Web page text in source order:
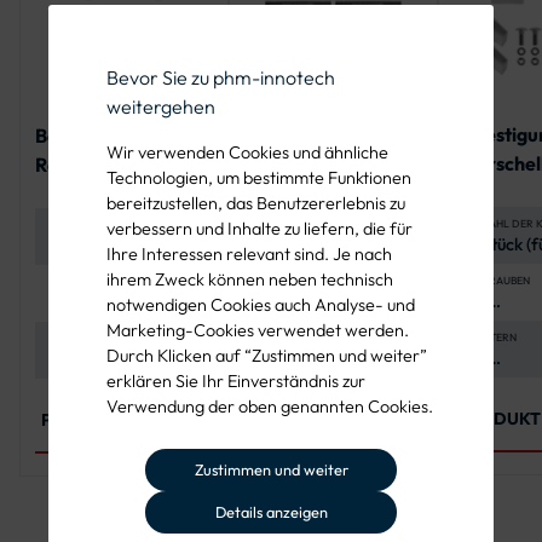
Bevor Sie zu phm-innotech
weitergehen
Wir verwenden Cookies und ähnliche
Technologien, um bestimmte Funktionen
bereitzustellen, das Benutzererlebnis zu
verbessern und Inhalte zu liefern, die für
Ihre Interessen relevant sind. Je nach
ihrem Zweck können neben technisch
notwendigen Cookies auch Analyse- und
Marketing-Cookies verwendet werden.
Durch Klicken auf “Zustimmen und weiter”
erklären Sie Ihr Einverständnis zur
Verwendung der oben genannten Cookies.
Zustimmen und weiter
Details anzeigen
Befestigungsset
Rohrschelle für ein
Flachverkehrszeich
DURCHMESSER ROHRPFOSTEN
LOCHABSTAND ROHRSCHELLE
MATERIAL SCHRAUBEN UND
Edelstahl A2-70 für
Korrosionsbeständigkeit
und Langlebigkeit
PRODUKT ANSEHEN
Rohrschelle für
zwei Rundform-
Schilder
ANWENDUNG
Befestigung von
zwei Rundform-
Schildern an
Rohrpfosten
EINSATZBEREICH
Straßenbau,
kommunale
Projekte, vielfältige
Außenanwendungen
PRODUKT ANSEHEN
Schilder
ANZAHL DER
2 Stück
mm)
SCHRAUBEN
M8x25,
603
MUTTERN
4032